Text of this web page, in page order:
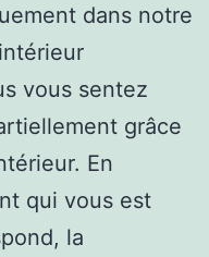
dans notre
vous sentez
grâce
En
qui vous est
la